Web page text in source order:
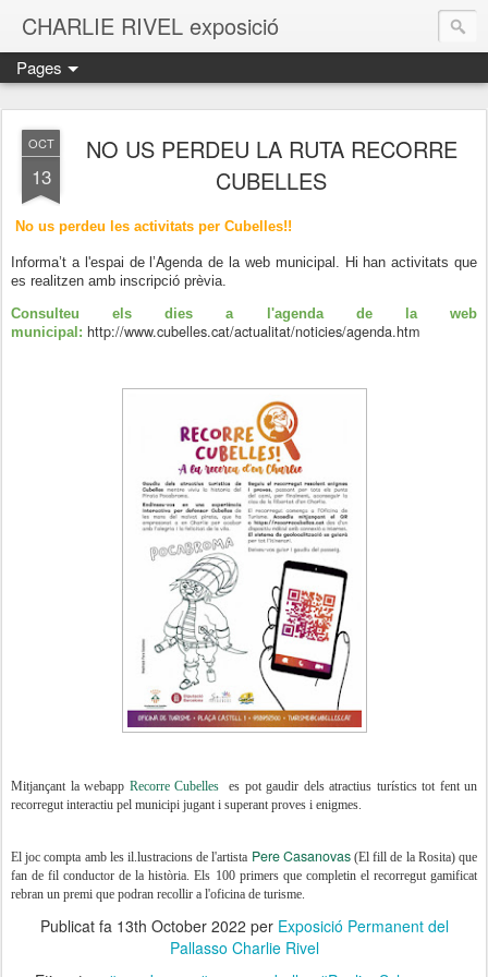
CHARLIE RIVEL exposició
Pages
OCT
13
NO US PERDEU LA RUTA RECORRE
CUBELLES
No us perdeu les activitats per Cubelles!!
Informa’t a l'espai de l’Agenda de la web municipal. Hi han activitats que
es realitzen amb inscripció prèvia.
Consulteu els dies a l'agenda de la web
municipal: http://www.cubelles.cat/actualitat/noticies/agenda.htm
Mitjançant la webapp Recorre Cubelles es pot gaudir dels atractius turístics tot fent un
recorregut interactiu pel municipi jugant i superant proves i enigmes.
El joc compta amb les il.lustracions de l'artista Pere Casanovas(El fill de la Rosita) que
fan de fil conductor de la història. Els 100 primers que completin el recorregut gamificat
rebran un premi que podran recollir a l'oficina de turisme.
Publicat fa 13th October 2022 per Exposició Permanent del
Pallasso Charlie Rivel